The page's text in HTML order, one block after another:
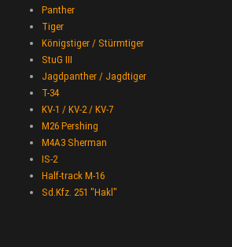
Panther
Tiger
Königstiger / Stürmtiger
StuG III
Jagdpanther / Jagdtiger
T-34
KV-1 / KV-2 / KV-7
M26 Pershing
M4A3 Sherman
IS-2
Half-track M-16
Sd.Kfz. 251 "Hakl"